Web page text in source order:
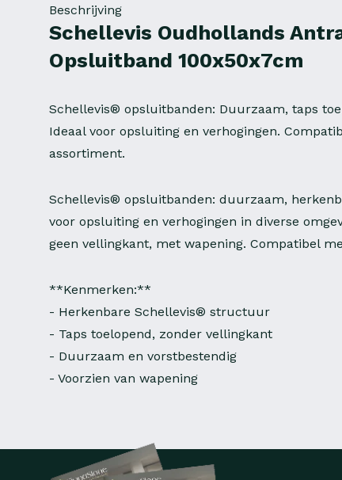
Beschrijving
Schellevis Oudhollands
Opsluitband 100x50x7cm
Schellevis® opsluitbanden: Duurzaam, taps
Ideaal voor opsluiting en verhogingen.
assortiment.
Schellevis® opsluitbanden: duurzaam,
voor opsluiting en verhogingen in diverse
geen vellingkant, met wapening. Compatibel
**Kenmerken:**
- Herkenbare Schellevis® structuur
- Taps toelopend, zonder vellingkant
- Duurzaam en vorstbestendig
- Voorzien van wapening